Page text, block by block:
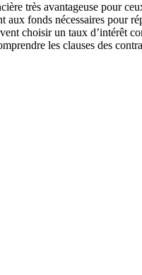
très avantageuse pour
fonds nécessaires pour
choisir un taux d’intérêt
les clauses des